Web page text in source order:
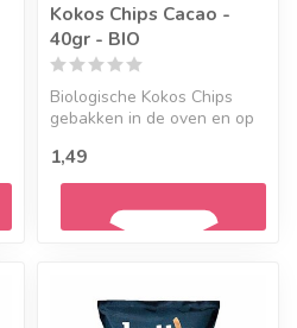
Kokos Chips Cacao -
40gr - BIO
Biologische Kokos Chips
gebakken in de oven en op
voo...
1,49